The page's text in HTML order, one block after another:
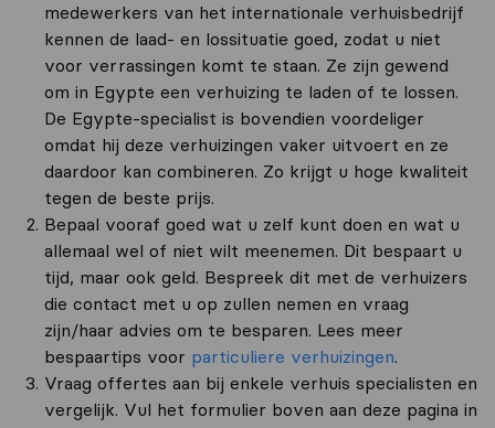
medewerkers van het internationale verhuisbedrijf
kennen de laad- en lossituatie goed, zodat u niet
voor verrassingen komt te staan. Ze zijn gewend
om in Egypte een verhuizing te laden of te lossen.
De Egypte-specialist is bovendien voordeliger
omdat hij deze verhuizingen vaker uitvoert en ze
daardoor kan combineren. Zo krijgt u hoge kwaliteit
tegen de beste prijs.
Bepaal vooraf goed wat u zelf kunt doen en wat u
allemaal wel of niet wilt meenemen. Dit bespaart u
tijd, maar ook geld. Bespreek dit met de verhuizers
die contact met u op zullen nemen en vraag
zijn/haar advies om te besparen. Lees meer
bespaartips voor particuliere verhuizingen.
Vraag offertes aan bij enkele verhuis specialisten en
vergelijk. Vul het formulier boven aan deze pagina in